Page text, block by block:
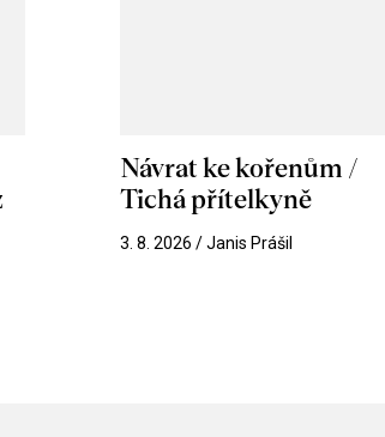
Návrat ke kořenům /
Tichá přítelkyně
3. 8. 2026 / Janis Prášil